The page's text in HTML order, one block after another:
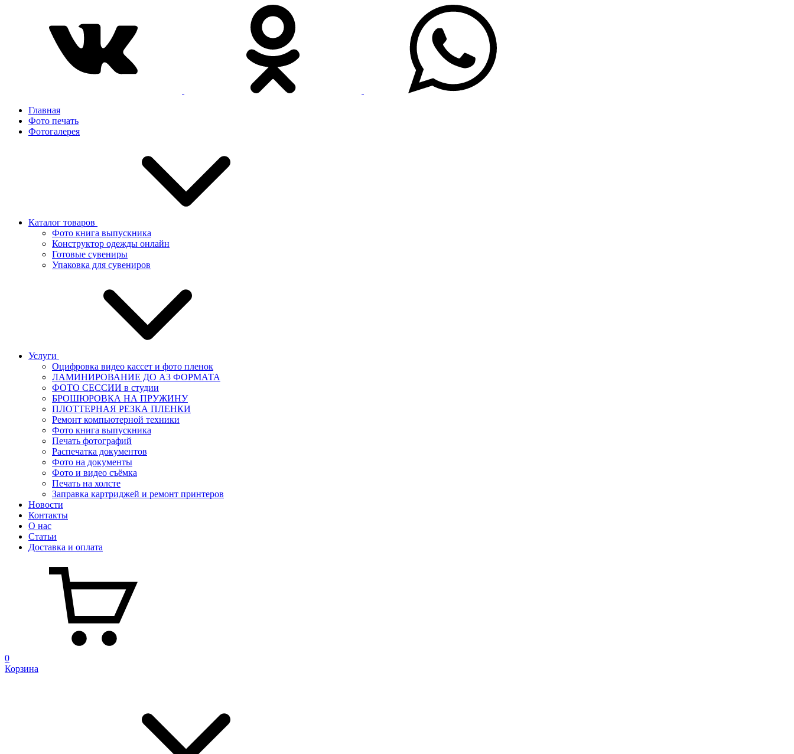
Главная
Фото печать
Фотогалерея
Каталог товаров
Фото книга выпускника
Конструктор одежды онлайн
Готовые сувениры
Упаковка для сувениров
Услуги
Оцифровка видео кассет и фото пленок
ЛАМИНИРОВАНИЕ ДО А3 ФОРМАТА
ФОТО СЕССИИ в студии
БРОШЮРОВКА НА ПРУЖИНУ
ПЛОТТЕРНАЯ РЕЗКА ПЛЕНКИ
Ремонт компьютерной техники
Фото книга выпускника
Печать фотографий
Распечатка документов
Фото на документы
Фото и видео съёмка
Печать на холсте
Заправка картриджей и ремонт принтеров
Новости
Контакты
О нас
Статьи
Доставка и оплата
0
Корзина